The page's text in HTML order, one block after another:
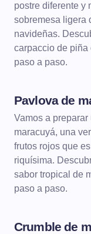
postre diferente y
sobremesa ligera
navideñas.
carpaccio de piña
paso a paso.
Pavlova de
Vamos a
maracuyá, una
frutos rojos que
riquísima.
sabor tropical de
paso a paso.
Crumble de